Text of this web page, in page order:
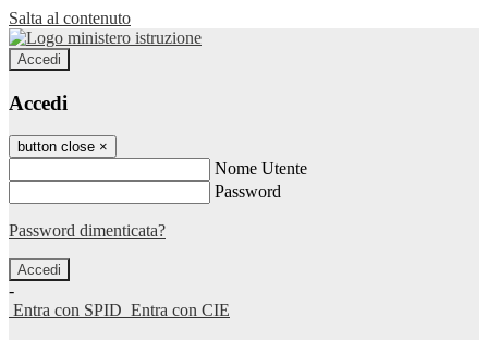
Salta al contenuto
Accedi
Accedi
button close ×
Nome Utente
Password
Password dimenticata?
-
Entra con SPID Entra con CIE